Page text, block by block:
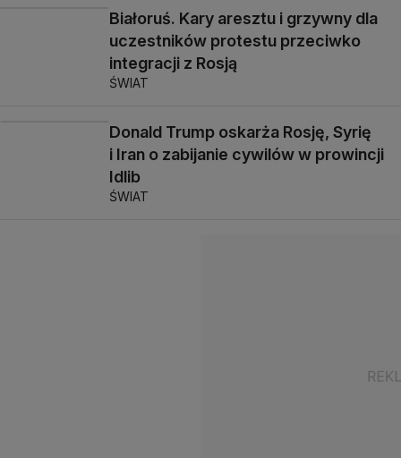
Białoruś. Kary aresztu i grzywny dla
uczestników protestu przeciwko
integracji z Rosją
ŚWIAT
Donald Trump oskarża Rosję, Syrię
i Iran o zabijanie cywilów w prowincji
Idlib
ŚWIAT